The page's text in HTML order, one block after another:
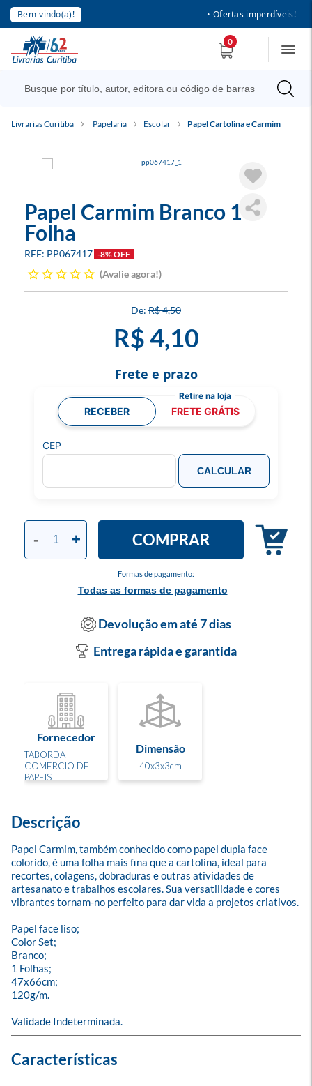
Bem-vindo(a)! • Ofertas imperdíveis!
0
Livrarias Curitiba Papelaria Escolar Papel Cartolina e Carmim
Papel Carmim Branco 1
Folha
PP067417 -8% OFF
Avalie agora!
R$ 4,50
R$ 4,10
Formas de pagamento:
Todas as formas de pagamento
- + COMPRAR
Frete e prazo
RECEBER FRETE GRÁTIS
CEP
CALCULAR
Devolução em até 7 dias
Entrega rápida e garantida
Fornecedor
TABORDA
COMERCIO DE
PAPEIS
Dimensão
40x3x3cm
Descrição
Papel Carmim, também conhecido como papel dupla face
colorido, é uma folha mais fina que a cartolina, ideal para
recortes, colagens, dobraduras e outras atividades de
artesanato e trabalhos escolares. Sua versatilidade e cores
vibrantes tornam-no perfeito para dar vida a projetos criativos.
Papel face liso;
Color Set;
Branco;
1 Folhas;
47x66cm;
120g/m.
Validade Indeterminada.